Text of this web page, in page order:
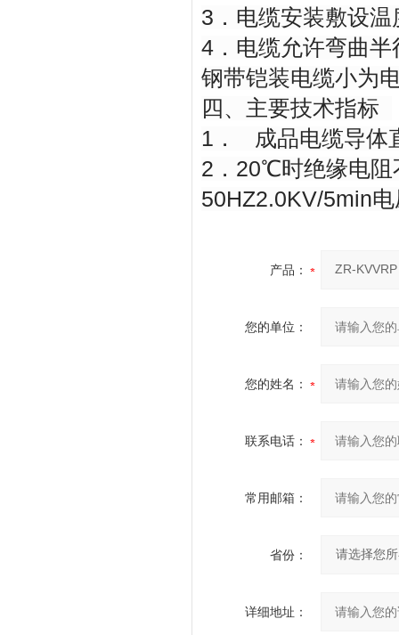
3．电缆安装敷设
4．电缆允许弯曲半
钢带铠装电缆小为
四、主要技术指标
1． 成品电缆导
2．20℃时绝缘电阻
50HZ2.0KV/5min
产品：
您的单位：
您的姓名：
联系电话：
常用邮箱：
省份：
详细地址：